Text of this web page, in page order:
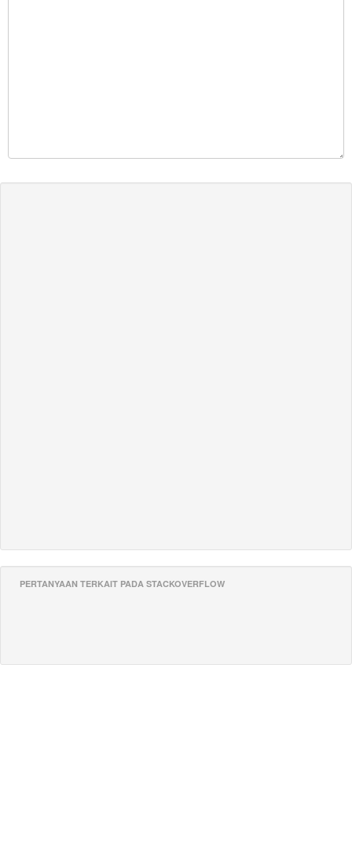
PERTANYAAN TERKAIT PADA STACKOVERFLOW